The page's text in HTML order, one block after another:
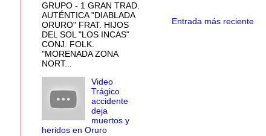
Entrada más reciente
GRUPO - 1 GRAN TRAD.
AUTÉNTICA "DIABLADA
ORURO" FRAT. HIJOS
DEL SOL "LOS INCAS"
CONJ. FOLK.
"MORENADA ZONA
NORT...
Video
Trágico
accidente
deja
muertos y
heridos en Oruro